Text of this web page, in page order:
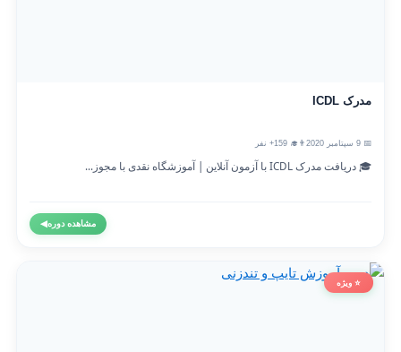
مدرک ICDL
👨‍🎓 159+ نفر
🎓 دریافت مدرک ICDL با آزمون آنلاین | آموزشگاه نقدی با مجوز...
مشاهده دوره◀
⭐ ویژه